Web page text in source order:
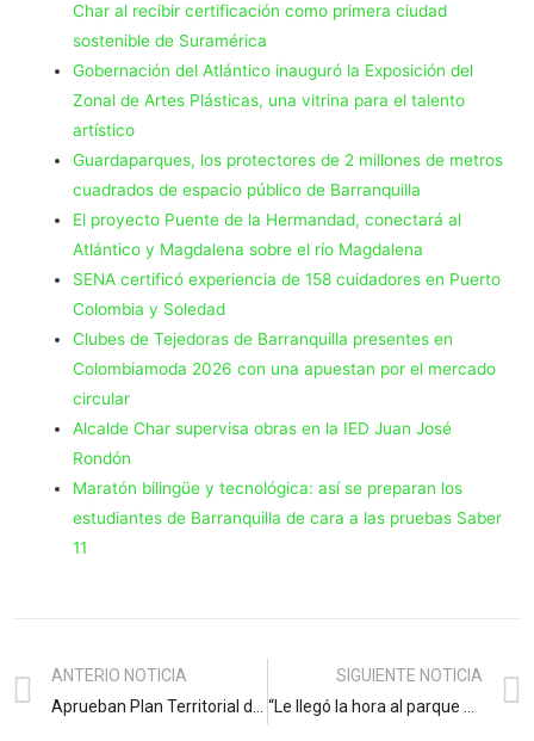
Char al recibir certificación como primera ciudad
sostenible de Suramérica
Gobernación del Atlántico inauguró la Exposición del
Zonal de Artes Plásticas, una vitrina para el talento
artístico
Guardaparques, los protectores de 2 millones de metros
cuadrados de espacio público de Barranquilla
El proyecto Puente de la Hermandad, conectará al
Atlántico y Magdalena sobre el río Magdalena
SENA certificó experiencia de 158 cuidadores en Puerto
Colombia y Soledad
Clubes de Tejedoras de Barranquilla presentes en
Colombiamoda 2026 con una apuestan por el mercado
circular
Alcalde Char supervisa obras en la IED Juan José
Rondón
Maratón bilingüe y tecnológica: así se preparan los
estudiantes de Barranquilla de cara a las pruebas Saber
11
ANTERIO NOTICIA
SIGUIENTE NOTICIA